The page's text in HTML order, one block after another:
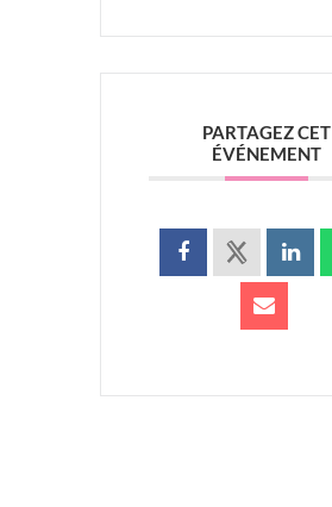
PARTAGEZ CET
ÉVÉNEMENT